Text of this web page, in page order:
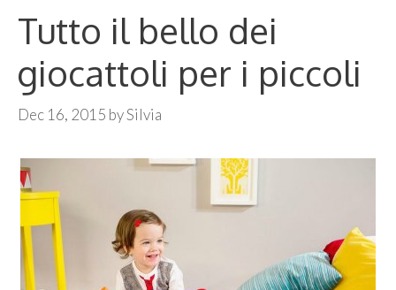
Tutto il bello dei
giocattoli per i piccoli
Dec 16, 2015 bySilvia